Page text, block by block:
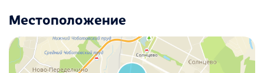
Местоположение